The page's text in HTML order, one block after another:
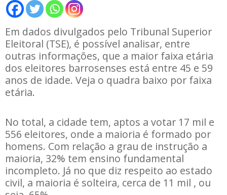
Em dados divulgados pelo Tribunal Superior
Eleitoral (TSE), é possível analisar, entre
outras informações, que a maior faixa etária
dos eleitores barrosenses está entre 45 e 59
anos de idade. Veja o quadra baixo por faixa
etária.
No total, a cidade tem, aptos a votar 17 mil e
556 eleitores, onde a maioria é formado por
homens. Com relação a grau de instrução a
maioria, 32% tem ensino fundamental
incompleto. Já no que diz respeito ao estado
civil, a maioria é solteira, cerca de 11 mil , ou